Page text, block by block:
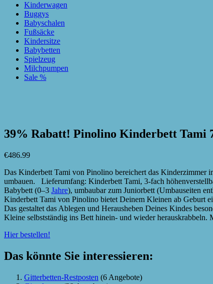
Kinderwagen
Buggys
Babyschalen
Fußsäcke
Kindersitze
Babybetten
Spielzeug
Milchpumpen
Sale %
39% Rabatt! Pinolino Kinderbett Tami
€486.99
Das Kinderbett Tami von Pinolino bereichert das Kinderzimmer
umbauen. Lieferumfang: Kinderbett Tami, 3-fach
Babybett (0–3 Jahre), umbaubar zum Juniorbett (Umbauseiten
Kinderbett Tami von Pinolino bietet Deinem Kleinen ab Geburt
Das gestaltet das Ablegen und Herausheben Deines Kindes
Kleine selbstständig ins Bett hinein- und wieder
Hier bestellen!
Das könnte Sie interessieren:
Gitterbetten-Restposten (6 Angebote)